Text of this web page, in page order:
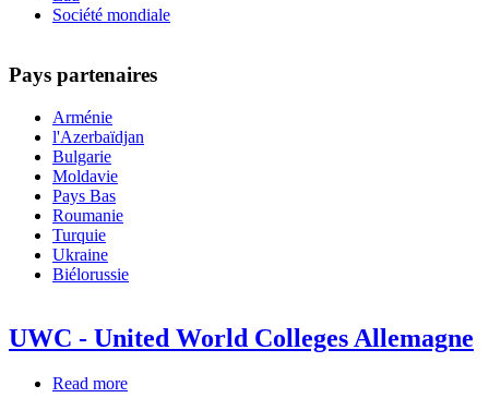
Société mondiale
Pays partenaires
Arménie
l'Azerbaïdjan
Bulgarie
Moldavie
Pays Bas
Roumanie
Turquie
Ukraine
Biélorussie
UWC - United World Colleges Allemagne
Read more